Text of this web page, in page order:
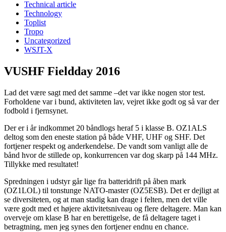
Technical article
Technology
Toplist
Tropo
Uncategorized
WSJT-X
VUSHF Fieldday 2016
Lad det være sagt med det samme –det var ikke nogen stor test.
Forholdene var i bund, aktiviteten lav, vejret ikke godt og så var der
fodbold i fjernsynet.
Der er i år indkommet 20 båndlogs heraf 5 i klasse B. OZ1ALS
deltog som den eneste station på både VHF, UHF og SHF. Det
fortjener respekt og anderkendelse. De vandt som vanligt alle de
bånd hvor de stillede op, konkurrencen var dog skarp på 144 MHz.
Tillykke med resultatet!
Spredningen i udstyr går lige fra batteridrift på åben mark
(OZ1LOL) til tonstunge NATO-master (OZ5ESB). Det er dejligt at
se diversiteten, og at man stadig kan drage i felten, men det ville
være godt med et højere aktivitetsniveau og flere deltagere. Man kan
overveje om klase B har en berettigelse, de få deltagere taget i
betragtning, men jeg synes den fortjener endnu en chance.